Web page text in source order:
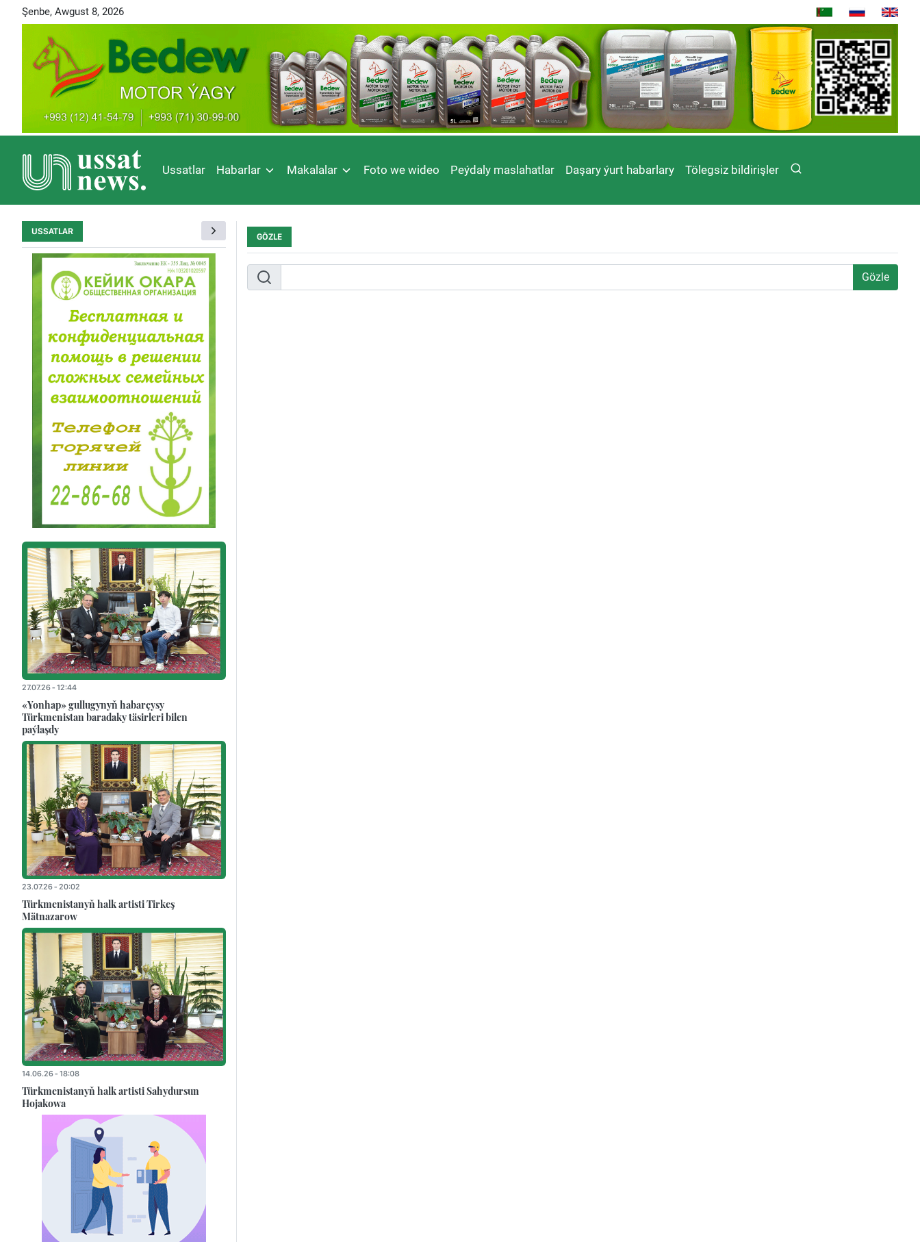
Şenbe, Awgust 8, 2026
Ussatlar Habarlar Makalalar Foto we wideo Peýdaly maslahatlar Daşary ýurt habarlary Tölegsiz bildirişler
GÖZLE
Gözle
USSATLAR
27.07.26 - 12:44
«Yonhap» gullugynyň habarçysy
Türkmenistan baradaky täsirleri bilen
paýlaşdy
23.07.26 - 20:02
Türkmenistanyň halk artisti Tirkeş
Mätnazarow
14.06.26 - 18:08
Türkmenistanyň halk artisti Sahydursun
Hojakowa